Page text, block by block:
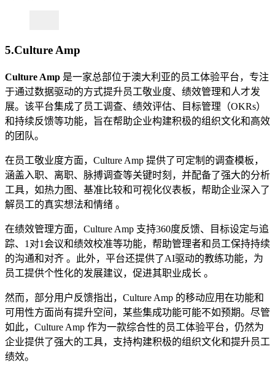
5.Culture Amp
Culture Amp 是一家总部位于澳大利亚的员工体验平台，专注
于通过数据驱动的方式提升员工敬业度、绩效管理和人才发
展。该平台集成了员工调查、绩效评估、目标管理（OKRs）
和持续反馈等功能，旨在帮助企业构建积极的组织文化和高效
的团队。
在员工敬业度方面，Culture Amp 提供了可定制的调查模板，
涵盖入职、离职、脉搏调查等关键时刻，并配备了强大的分析
工具，如热力图、基准比较和可视化仪表板，帮助企业深入了
解员工的真实想法和情绪 。
在绩效管理方面，Culture Amp 支持360度反馈、目标设定与追
踪、1对1会议和绩效校准等功能，帮助管理者和员工保持持续
的沟通和对齐 。此外，平台还提供了AI驱动的教练功能，为
员工提供个性化的发展建议，促进其职业成长 。
然而，部分用户反馈指出，Culture Amp 的移动应用在功能和
可用性方面尚有提升空间，某些集成功能可能不如预期。尽管
如此，Culture Amp 作为一款综合性的员工体验平台，仍然为
企业提供了强大的工具，支持构建积极的组织文化和提升员工
绩效。